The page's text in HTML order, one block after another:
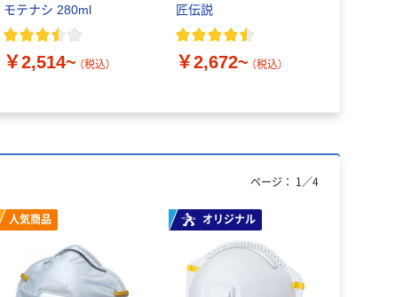
モテナシ 280ml
￥2,514~ （税込）
匠伝説
￥2,672~ （税込）
人気商品 オリジナル
ページ： 1 ／4